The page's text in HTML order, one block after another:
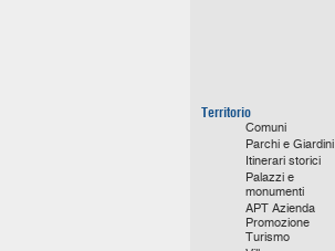
Territorio
Comuni
Parchi e Giardini
Itinerari storici
Palazzi e
monumenti
APT Azienda
Promozione
Turismo